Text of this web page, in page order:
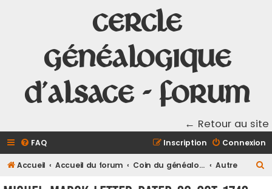
Cercle
Généalogique
d'Alsace - Forum
← Retour au site
FAQ Connexion
Inscription
Accueil Accueil du forum Coin du généalogiste en Alsace Autre